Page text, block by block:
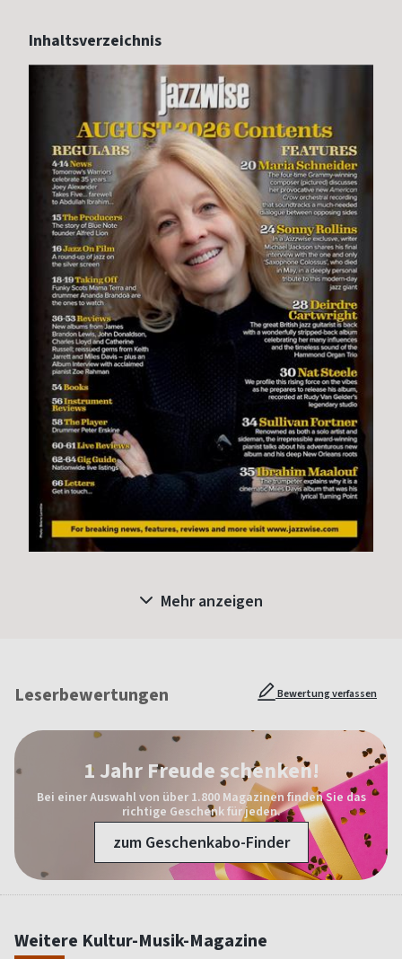
Inhaltsverzeichnis
Mehr anzeigen
Leserbewertungen Bewertung verfassen
1 Jahr Freude schenken!
Bei einer Auswahl von über 1.800 Magazinen finden Sie das
richtige Geschenk für jeden.
zum Geschenkabo-Finder
Weitere Kultur-Musik-Magazine